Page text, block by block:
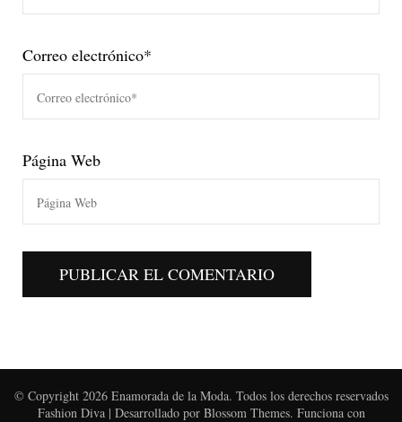
Correo electrónico*
Página Web
© Copyright 2026 Enamorada de la Moda. Todos los derechos reservados
Fashion Diva | Desarrollado por Blossom Themes. Funciona con